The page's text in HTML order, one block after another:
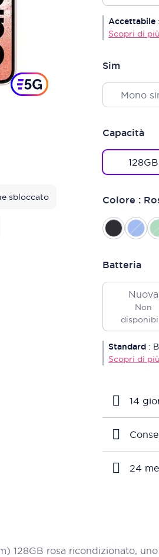
sbloccato
Accettabile :
Scopri di più
Sim
Mono
Capacità
128GB
Colore :
Batteria
Nuova
Non
Standard :
Scopri di più
14
24
128GB rosa ricondizionato,